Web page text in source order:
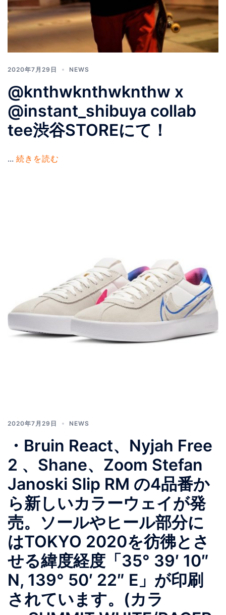
2020年7月29日 NEWS
@knthwknthwknthw x
@instant_shibuya collab
tee渋谷STOREにて！
... 続きを読む
2020年7月29日 NEWS
・ Bruin React、Nyjah Free
2 、Shane、Zoom Stefan
Janoski Slip RM の4品番か
ら新しいカラーウェイが発
売。ソールやヒール部分に
はTOKYO 2020を彷彿とさ
せる緯度経度「35° 39′ 10″
N, 139° 50′ 22″ E」が印刷
されています。(カラ